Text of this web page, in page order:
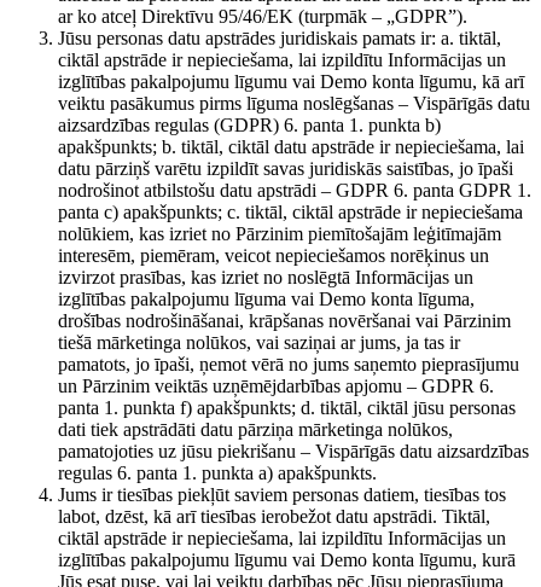
ar ko atceļ Direktīvu 95/46/EK (turpmāk – „GDPR”).
Jūsu personas datu apstrādes juridiskais pamats ir: a. tiktāl,
ciktāl apstrāde ir nepieciešama, lai izpildītu Informācijas un
izglītības pakalpojumu līgumu vai Demo konta līgumu, kā arī
veiktu pasākumus pirms līguma noslēgšanas – Vispārīgās datu
aizsardzības regulas (GDPR) 6. panta 1. punkta b)
apakšpunkts; b. tiktāl, ciktāl datu apstrāde ir nepieciešama, lai
datu pārziņš varētu izpildīt savas juridiskās saistības, jo īpaši
nodrošinot atbilstošu datu apstrādi – GDPR 6. panta GDPR 1.
panta c) apakšpunkts; c. tiktāl, ciktāl apstrāde ir nepieciešama
nolūkiem, kas izriet no Pārzinim piemītošajām leģitīmajām
interesēm, piemēram, veicot nepieciešamos norēķinus un
izvirzot prasības, kas izriet no noslēgtā Informācijas un
izglītības pakalpojumu līguma vai Demo konta līguma,
drošības nodrošināšanai, krāpšanas novēršanai vai Pārzinim
tiešā mārketinga nolūkos, vai saziņai ar jums, ja tas ir
pamatots, jo īpaši, ņemot vērā no jums saņemto pieprasījumu
un Pārzinim veiktās uzņēmējdarbības apjomu – GDPR 6.
panta 1. punkta f) apakšpunkts; d. tiktāl, ciktāl jūsu personas
dati tiek apstrādāti datu pārziņa mārketinga nolūkos,
pamatojoties uz jūsu piekrišanu – Vispārīgās datu aizsardzības
regulas 6. panta 1. punkta a) apakšpunkts.
Jums ir tiesības piekļūt saviem personas datiem, tiesības tos
labot, dzēst, kā arī tiesības ierobežot datu apstrādi. Tiktāl,
ciktāl apstrāde ir nepieciešama, lai izpildītu Informācijas un
izglītības pakalpojumu līgumu vai Demo konta līgumu, kurā
Jūs esat puse, vai lai veiktu darbības pēc Jūsu pieprasījuma